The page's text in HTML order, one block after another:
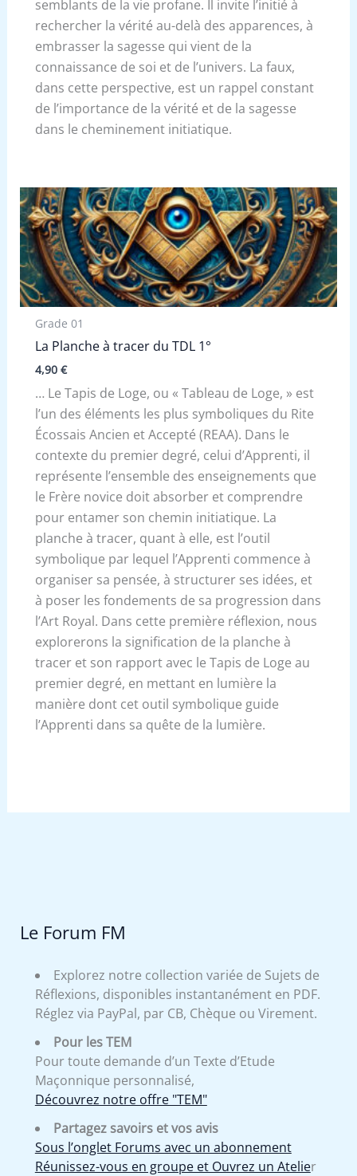
semblants de la vie profane. Il invite l’initié à
rechercher la vérité au-delà des apparences, à
embrasser la sagesse qui vient de la
connaissance de soi et de l’univers. La faux,
dans cette perspective, est un rappel constant
de l’importance de la vérité et de la sagesse
dans le cheminement initiatique.
Grade 01
La Planche à tracer du TDL 1°
4,90 €
… Le Tapis de Loge, ou « Tableau de Loge, » est
l’un des éléments les plus symboliques du Rite
Écossais Ancien et Accepté (REAA). Dans le
contexte du premier degré, celui d’Apprenti, il
représente l’ensemble des enseignements que
le Frère novice doit absorber et comprendre
pour entamer son chemin initiatique. La
planche à tracer, quant à elle, est l’outil
symbolique par lequel l’Apprenti commence à
organiser sa pensée, à structurer ses idées, et
à poser les fondements de sa progression dans
l’Art Royal. Dans cette première réflexion, nous
explorerons la signification de la planche à
tracer et son rapport avec le Tapis de Loge au
premier degré, en mettant en lumière la
manière dont cet outil symbolique guide
l’Apprenti dans sa quête de la lumière.
Le Forum FM
Explorez notre collection variée de Sujets de
Réflexions, disponibles instantanément en PDF.
Réglez via PayPal, par CB, Chèque ou Virement.
Pour les TEM
Pour toute demande d’un Texte d’Etude
Maçonnique personnalisé,
Découvrez notre offre "TEM"
Partagez savoirs et vos avis
Sous l’onglet Forums avec un abonnement
Réunissez-vous en groupe et Ouvrez un Atelier